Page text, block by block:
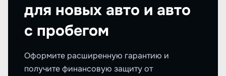
для новых авто и авто
с пробегом
Оформите расширенную гарантию и
получите финансовую защиту от